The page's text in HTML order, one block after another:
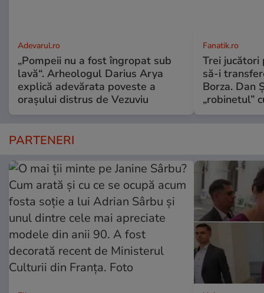
Adevarul.ro
„Pompeii nu a fost îngropat sub
lavă“. Arheologul Darius Arya
explică adevărata poveste a
orașului distrus de Vezuviu
Fanatik.ro
Trei jucători
să-i
Borza. Dan
„robinetul”
PARTENERI